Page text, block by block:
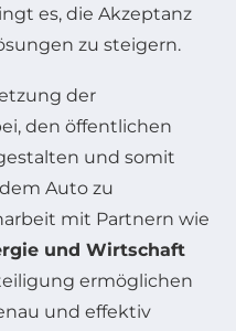
es, die Akzeptanz
zu steigern.
der
den öffentlichen
und somit
Auto zu
mit Partnern wie
und Wirtschaft
ermöglichen
und effektiv